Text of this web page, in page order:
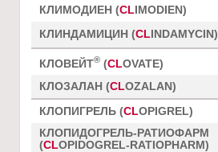
КЛИМОДИЕН (CL IMODIEN)
КЛИНДАМИЦИН (CL INDAMYCIN)
КЛОВЕЙТ® (CLOVATE)
КЛОЗАЛАН (CLOZALAN)
КЛОПИГРЕЛЬ (CLOPIGREL)
КЛОПИДОГРЕЛЬ-РАТИОФАРМ
(CLOPIDOGREL-RATIOPHARM)